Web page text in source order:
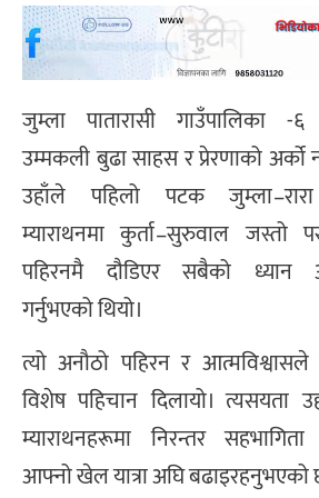
जुम्ला पातारासी गाउँपालिका -६
उम्मकली बुढा साहस र प्रेरणाको अर्को
उहाँले पहिलो पटक जुम्ला–रारा
म्याराथनमा कुर्ता–सुरुवाल जस्तो
पहिरनमै दौडिएर सबैको ध्यान
गर्नुभएको थियो।
त्यो अनौठो पहिरन र आत्मविश्वासले
विशेष पहिचान दिलायो। त्यसयता
म्याराथनहरूमा निरन्तर
आफ्नो खेल यात्रा अघि बढाइरहनुभएको